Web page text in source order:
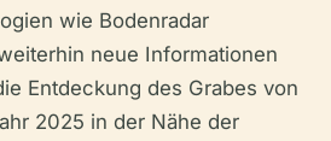
wie Bodenradar
neue Informationen
Entdeckung des Grabes von
2025 in der Nähe der